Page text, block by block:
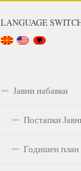
LANGUAGE
Јавни набавки
Постапки
Годишен план